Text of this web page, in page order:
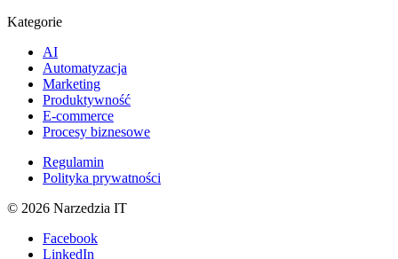
Kategorie
AI
Automatyzacja
Marketing
Produktywność
E-commerce
Procesy biznesowe
Regulamin
Polityka prywatności
© 2026 Narzedzia IT
Facebook
LinkedIn